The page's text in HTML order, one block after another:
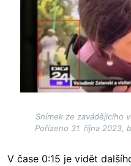
Snímek ze zavádějícího
Pořízeno 31. října 2023,
V čase 0:15 je vidět